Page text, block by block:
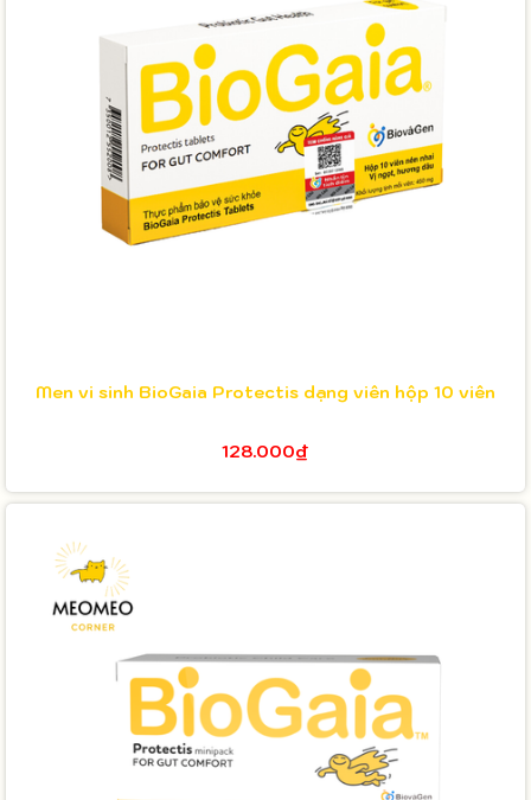
Men vi sinh BioGaia Protectis dạng viên hộp 10 viên
128.000₫